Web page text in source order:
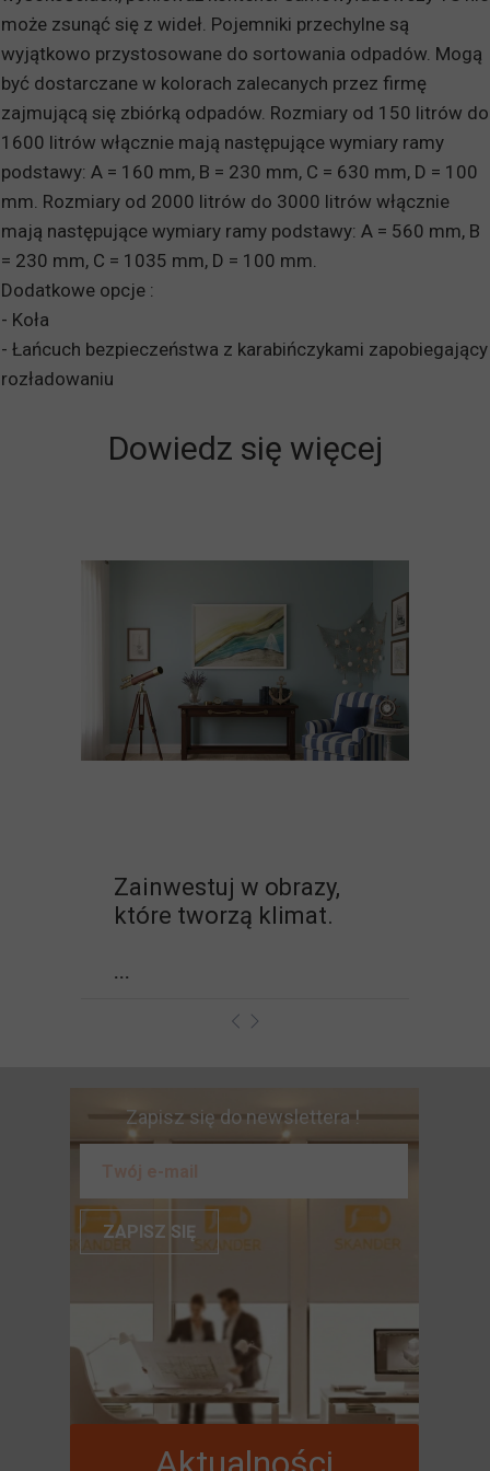
może zsunąć się z wideł. Pojemniki przechylne są
wyjątkowo przystosowane do sortowania odpadów. Mogą
być dostarczane w kolorach zalecanych przez firmę
zajmującą się zbiórką odpadów. Rozmiary od 150 litrów do
1600 litrów włącznie mają następujące wymiary ramy
podstawy: A = 160 mm, B = 230 mm, C = 630 mm, D = 100
mm. Rozmiary od 2000 litrów do 3000 litrów włącznie
mają następujące wymiary ramy podstawy: A = 560 mm, B
= 230 mm, C = 1035 mm, D = 100 mm.
Dodatkowe opcje :
- Koła
- Łańcuch bezpieczeństwa z karabińczykami zapobiegający
rozładowaniu
Dowiedz się więcej
Zainwestuj w obrazy,
które tworzą klimat.
...
Zapisz się do newslettera !
ZAPISZ SIĘ